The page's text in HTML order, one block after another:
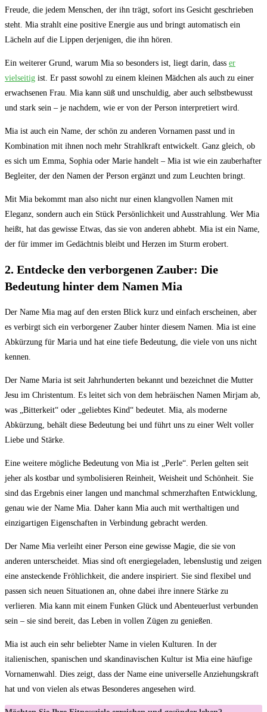
Freude, die jedem ⁣Menschen, der⁢ ihn trägt, sofort‌ ins Gesicht geschrieben‍
steht. Mia strahlt eine positive Energie ‌aus und bringt automatisch ein⁤
Lächeln auf die Lippen derjenigen, die ihn ⁢hören.
Ein weiterer Grund, warum Mia so besonders ist, liegt darin, dass er
vielseitig ist. ​Er passt sowohl zu einem kleinen Mädchen als auch zu einer
erwachsenen ‍Frau. Mia kann ​süß und unschuldig, aber auch selbstbewusst
und stark sein – je nachdem,‌ wie er von der ⁣Person‍ interpretiert wird.
Mia‌ ist auch ein Name, der schön zu anderen ⁣Vornamen‍ passt und in
Kombination mit ihnen noch mehr Strahlkraft entwickelt. Ganz gleich, ob⁢
es‍ sich ⁣um Emma,⁢ Sophia ‌oder Marie handelt – Mia ist wie ein zauberhafter
Begleiter, der den Namen der Person ergänzt⁢ und zum Leuchten bringt.
Mit Mia‌ bekommt man also ​nicht⁤ nur einen klangvollen Namen mit
Eleganz, ‌sondern auch ein Stück ⁤Persönlichkeit und Ausstrahlung. Wer Mia
heißt, hat das ⁣gewisse Etwas, das sie von anderen abhebt. Mia ist ein Name,
der für immer im Gedächtnis bleibt ‍und Herzen‌ im ⁤Sturm​ erobert.
2. Entdecke den ‌verborgenen Zauber: Die
Bedeutung hinter dem Namen ‌Mia
Der Name⁤ Mia mag auf den ersten Blick kurz und einfach erscheinen, ⁢aber
es verbirgt sich ein ‌verborgener Zauber hinter diesem Namen. Mia ist eine
Abkürzung für Maria​ und hat​ eine tiefe Bedeutung, die viele von uns nicht
kennen.
Der Name Maria ist seit Jahrhunderten bekannt ⁣und bezeichnet die Mutter
Jesu im Christentum. Es leitet sich von dem​ hebräischen Namen ‌Mirjam ab,
was „Bitterkeit“ oder „geliebtes Kind“⁢ bedeutet. Mia, als moderne
Abkürzung, behält diese Bedeutung bei und führt ‍uns ​zu einer Welt ‍voller
Liebe und ⁢Stärke.
Eine weitere mögliche Bedeutung von Mia ist „Perle“. Perlen gelten seit
jeher als kostbar und symbolisieren Reinheit, Weisheit und ⁤Schönheit. Sie
sind das​ Ergebnis einer langen und manchmal schmerzhaften Entwicklung,
genau wie ‌der Name ⁣Mia. Daher kann Mia auch​ mit werthaltigen und
einzigartigen ⁢Eigenschaften in Verbindung gebracht‍ werden.
Der Name Mia verleiht einer Person eine gewisse⁤ Magie, ⁣die ⁣sie von
anderen unterscheidet. Mias sind ‍oft energiegeladen,‍ lebenslustig⁤ und zeigen
eine ansteckende Fröhlichkeit, die andere inspiriert. Sie sind ⁣flexibel und
passen sich neuen Situationen ⁤an, ohne dabei ihre innere Stärke zu
verlieren. Mia⁤ kann mit ⁣einem Funken Glück und Abenteuerlust verbunden ​
sein – sie sind⁢ bereit, das Leben in vollen Zügen zu genießen.
Mia⁤ ist auch ein sehr beliebter Name in ​vielen Kulturen. In ⁤der
italienischen, spanischen und skandinavischen‍ Kultur ist Mia eine häufige
Vornamenwahl.​ Dies zeigt, dass der Name eine universelle⁣ Anziehungskraft
hat und von vielen als etwas Besonderes angesehen wird.